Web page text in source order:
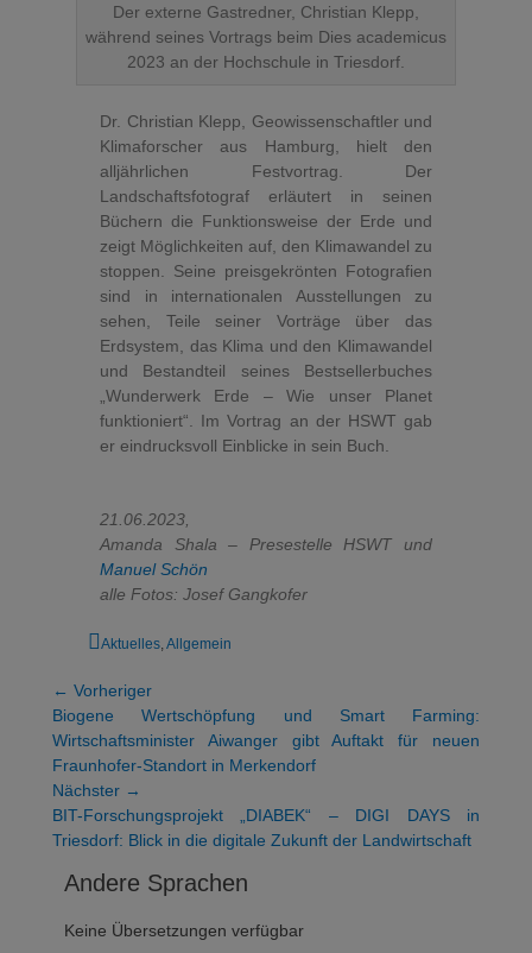
Der externe Gastredner, Christian Klepp,
während seines Vortrags beim Dies academicus
2023 an der Hochschule in Triesdorf.
Dr. Christian Klepp, Geowissenschaftler und
Klimaforscher aus Hamburg, hielt den
alljährlichen Festvortrag. Der
Landschaftsfotograf erläutert in seinen
Büchern die Funktionsweise der Erde und
zeigt Möglichkeiten auf, den Klimawandel zu
stoppen. Seine preisgekrönten Fotografien
sind in internationalen Ausstellungen zu
sehen, Teile seiner Vorträge über das
Erdsystem, das Klima und den Klimawandel
und Bestandteil seines Bestsellerbuches
„Wunderwerk Erde – Wie unser Planet
funktioniert“. Im Vortrag an der HSWT gab
er eindrucksvoll Einblicke in sein Buch.
21.06.2023,
Amanda Shala – Presestelle HSWT und
Manuel Schön
alle Fotos: Josef Gangkofer
Aktuelles,Allgemein
← Vorheriger
Biogene Wertschöpfung und Smart Farming:
Wirtschaftsminister Aiwanger gibt Auftakt für neuen
Fraunhofer-Standort in Merkendorf
Nächster →
BIT-Forschungsprojekt „DIABEK“ – DIGI DAYS in
Triesdorf: Blick in die digitale Zukunft der Landwirtschaft
Andere Sprachen
Keine Übersetzungen verfügbar